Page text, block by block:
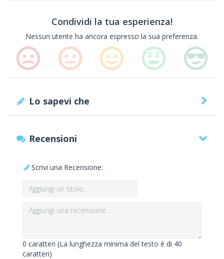
Condividi la tua esperienza!
Nessun utente ha ancora espresso la sua preferenza.
Lo sapevi che
Recensioni
Scrivi una Recensione:
0 caratteri (La lunghezza minima del testo è di 40
caratteri)